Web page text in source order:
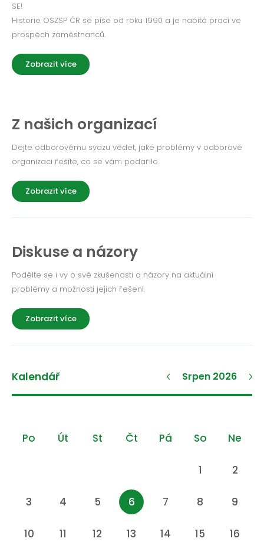
SE!
Historie OSZSP ČR se píše od roku 1990 a je nabitá prací ve
prospěch zaměstnanců.
Zobrazit více
Z našich organizací
Dejte odborovému svazu vědět, jaké problémy v odborové
organizaci řešíte, co se vám podařilo.
Zobrazit více
Diskuse a názory
Podělte se i vy o své zkušenosti a názory na aktuální
problémy a možnosti jejich řešení.
Zobrazit více
Kalendář Srpen 2026
Po Út St Čt Pá So Ne
1 2
3 4 5 6 7 8 9
10 11 12 13 14 15 16